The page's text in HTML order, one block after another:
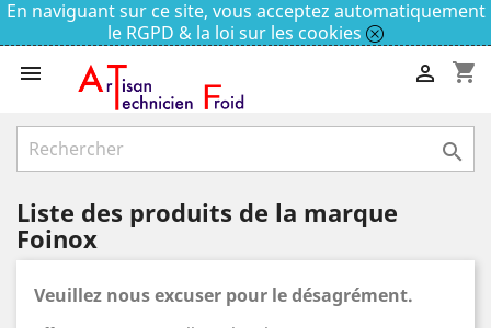
En naviguant sur ce site, vous acceptez automatiquement
le RGPD & la loi sur les cookies
 shopping_cart


Liste des produits de la marque
Foinox
Veuillez nous excuser pour le désagrément.